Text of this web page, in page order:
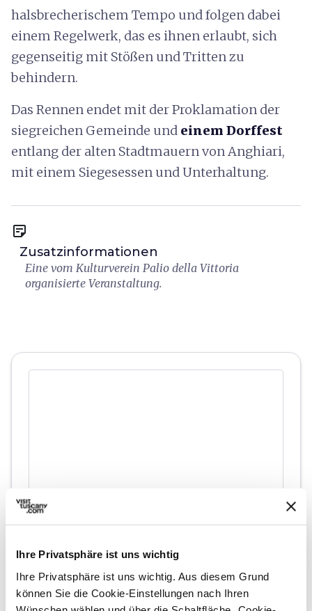
Ihre Privatsphäre ist uns wichtig
Ihre Privatsphäre ist uns wichtig. Aus diesem Grund
können Sie die Cookie-Einstellungen nach Ihren
halsbrecherischem Tempo und folgen dabei
einem Regelwerk, das es ihnen erlaubt, sich
gegenseitig mit Stößen und Tritten zu
behindern.
Das Rennen endet mit der Proklamation der
siegreichen Gemeinde und einem Dorffest
entlang der alten Stadtmauern von Anghiari,
mit einem Siegesessen und Unterhaltung.
sticky_note_2
Zusatzinformationen
Eine vom Kulturverein Palio della Vittoria
organisierte Veranstaltung.
Hinweise